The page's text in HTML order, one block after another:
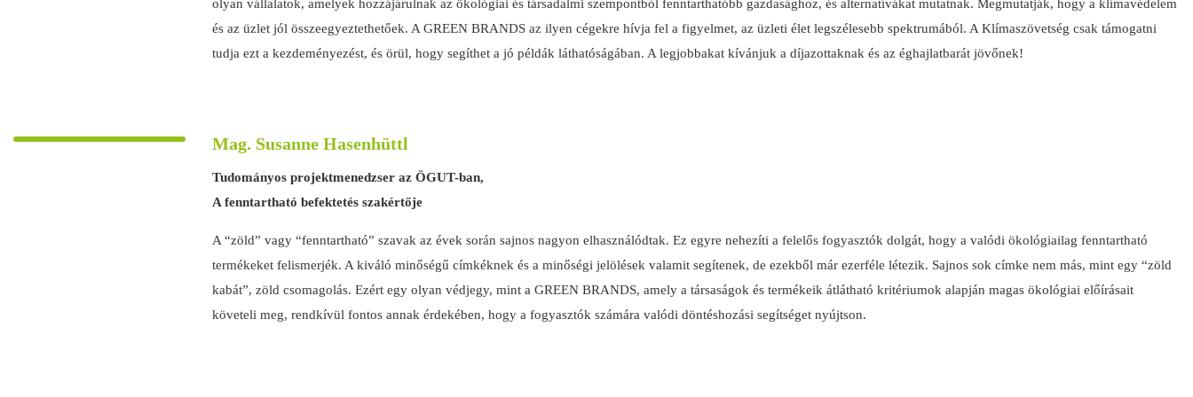
olyan vállalatok, amelyek hozzájárulnak az ökológiai és társadalmi szempontból fenntarthatóbb gazdasághoz, és alternatívákat mutatnak. Megmutatják, hogy a klímavédelem
és az üzlet jól összeegyeztethetőek. A GREEN BRANDS az ilyen cégekre hívja fel a figyelmet, az üzleti élet legszélesebb spektrumából. A Klímaszövetség csak támogatni
tudja ezt a kezdeményezést, és örül, hogy segíthet a jó példák láthatóságában. A legjobbakat kívánjuk a díjazottaknak és az éghajlatbarát jövőnek!
Mag. Susanne Hasenhüttl
Tudományos projektmenedzser az ÖGUT-ban,
A fenntartható befektetés szakértője
A “zöld” vagy “fenntartható” szavak az évek során sajnos nagyon elhasználódtak. Ez egyre nehezíti a felelős fogyasztók dolgát, hogy a valódi ökológiailag fenntartható
termékeket felismerjék. A kiváló minőségű címkéknek és a minőségi jelölések valamit segítenek, de ezekből már ezerféle létezik. Sajnos sok címke nem más, mint egy “zöld
kabát”, zöld csomagolás. Ezért egy olyan védjegy, mint a GREEN BRANDS, amely a társaságok és termékeik átlátható kritériumok alapján magas ökológiai előírásait
követeli meg, rendkívül fontos annak érdekében, hogy a fogyasztók számára valódi döntéshozási segítséget nyújtson.